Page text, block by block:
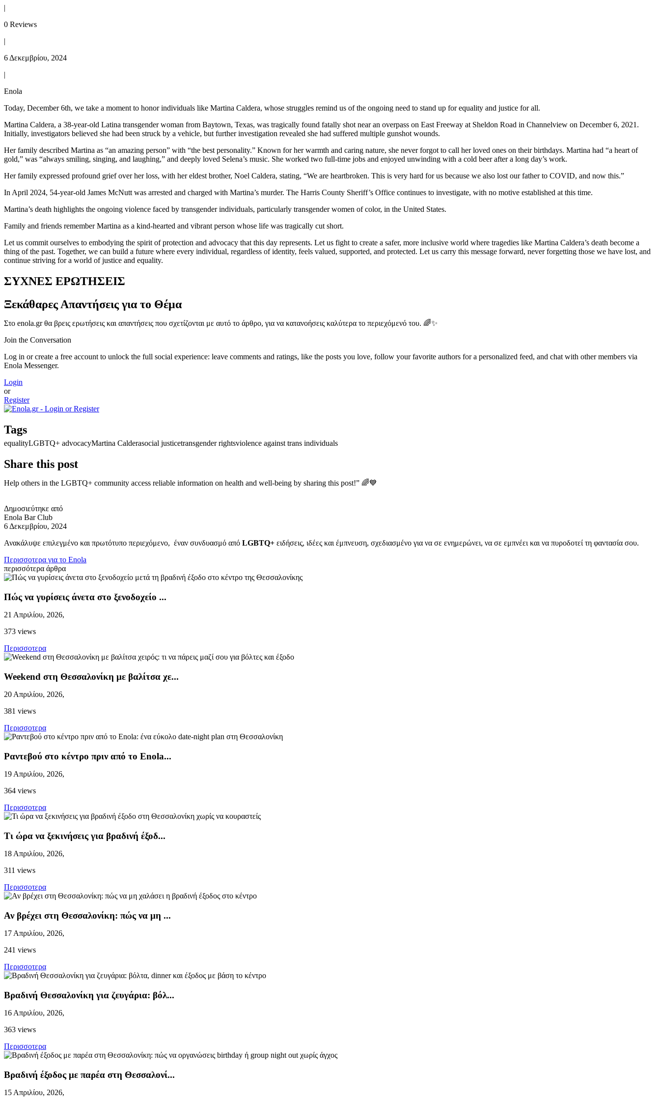
|
0 Reviews
|
6 Δεκεμβρίου, 2024
|
Enola
Today, December 6th, we take a moment to honor individuals like Martina Caldera, whose struggles remind us of the ongoing need to stand up for equality and justice for all.
Martina Caldera, a 38-year-old Latina transgender woman from Baytown, Texas, was tragically found fatally shot near an overpass on East Freeway at Sheldon Road in Channelview on December 6, 2021.
Initially, investigators believed she had been struck by a vehicle, but further investigation revealed she had suffered multiple gunshot wounds.
Her family described Martina as “an amazing person” with “the best personality.” Known for her warmth and caring nature, she never forgot to call her loved ones on their birthdays. Martina had “a heart of
gold,” was “always smiling, singing, and laughing,” and deeply loved Selena’s music. She worked two full-time jobs and enjoyed unwinding with a cold beer after a long day’s work.
Her family expressed profound grief over her loss, with her eldest brother, Noel Caldera, stating, “We are heartbroken. This is very hard for us because we also lost our father to COVID, and now this.”
In April 2024, 54-year-old James McNutt was arrested and charged with Martina’s murder. The Harris County Sheriff’s Office continues to investigate, with no motive established at this time.
Martina’s death highlights the ongoing violence faced by transgender individuals, particularly transgender women of color, in the United States.
Family and friends remember Martina as a kind-hearted and vibrant person whose life was tragically cut short.
Let us commit ourselves to embodying the spirit of protection and advocacy that this day represents. Let us fight to create a safer, more inclusive world where tragedies like Martina Caldera’s death become a
thing of the past. Together, we can build a future where every individual, regardless of identity, feels valued, supported, and protected. Let us carry this message forward, never forgetting those we have lost, and
continue striving for a world of justice and equality.
ΣΥΧΝΕΣ ΕΡΩΤΗΣΕΙΣ
Ξεκάθαρες Απαντήσεις για το Θέμα
Στο enola.gr θα βρεις ερωτήσεις και απαντήσεις που σχετίζονται με αυτό το άρθρο, για να κατανοήσεις καλύτερα το περιεχόμενό του. 🌈✨
Join the Conversation
Log in or create a free account to unlock the full social experience: leave comments and ratings, like the posts you love, follow your favorite authors for a personalized feed, and chat with other members via
Enola Messenger.
Login
or
Register
Tags
equalityLGBTQ+ advocacyMartina Calderasocial justicetransgender rightsviolence against trans individuals
Share this post
Help others in the LGBTQ+ community access reliable information on health and well-being by sharing this post!” 🌈💙
Δημοσιεύτηκε από
Enola Bar Club
6 Δεκεμβρίου, 2024
Ανακάλυψε επιλεγμένο και πρωτότυπο περιεχόμενο, έναν συνδυασμό από LGBTQ+ ειδήσεις, ιδέες και έμπνευση, σχεδιασμένο για να σε ενημερώνει, να σε εμπνέει και να πυροδοτεί τη φαντασία σου.
Περισσοτερα για το Enola
περισσότερα άρθρα
Πώς να γυρίσεις άνετα στο ξενοδοχείο ...
21 Απριλίου, 2026,
373 views
Περισσoτερα
Weekend στη Θεσσαλονίκη με βαλίτσα χε...
20 Απριλίου, 2026,
381 views
Περισσoτερα
Ραντεβού στο κέντρο πριν από το Enola...
19 Απριλίου, 2026,
364 views
Περισσoτερα
Τι ώρα να ξεκινήσεις για βραδινή έξοδ...
18 Απριλίου, 2026,
311 views
Περισσoτερα
Αν βρέχει στη Θεσσαλονίκη: πώς να μη ...
17 Απριλίου, 2026,
241 views
Περισσoτερα
Βραδινή Θεσσαλονίκη για ζευγάρια: βόλ...
16 Απριλίου, 2026,
363 views
Περισσoτερα
Βραδινή έξοδος με παρέα στη Θεσσαλονί...
15 Απριλίου, 2026,